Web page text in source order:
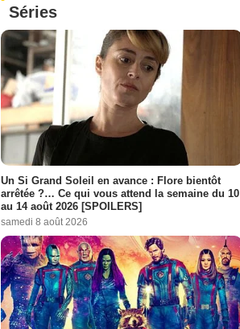
Séries
Un Si Grand Soleil en avance : Flore bientôt
arrêtée ?… Ce qui vous attend la semaine du 10
au 14 août 2026 [SPOILERS]
samedi 8 août 2026